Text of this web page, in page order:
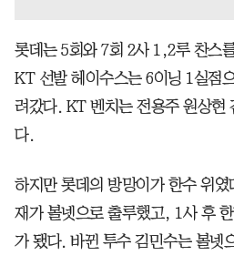
롯데는 5회와 7회 2사 1,2루 찬스
KT 선발 헤이수스는 6이닝 1실점
려갔다. KT 벤치는 전용주 원상현
다.
하지만 롯데의 방망이가 한수 위
재가 볼넷으로 출루했고, 1사 후
가 됐다. 바뀐 투수 김민수는 볼넷